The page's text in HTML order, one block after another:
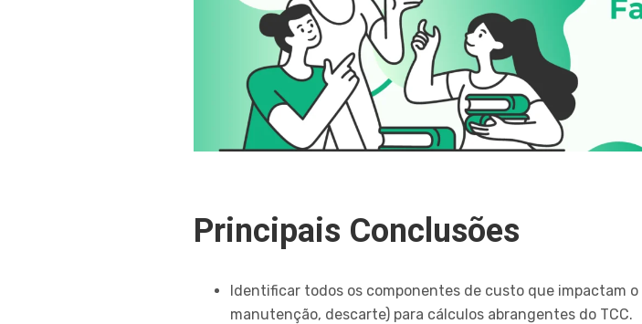
Principais Conclusões
Identificar todos os componentes de custo que impactam
manutenção, descarte) para cálculos abrangentes do TCC.